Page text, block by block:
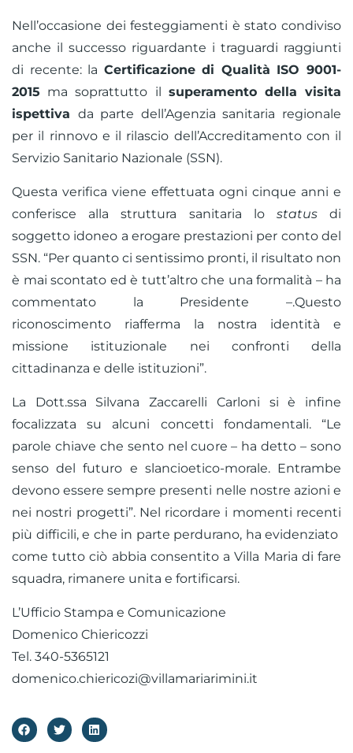
Nell’occasione dei festeggiamenti è stato condiviso
anche il successo riguardante i traguardi raggiunti
di recente: la Certificazione di Qualità ISO 9001-
2015 ma soprattutto il superamento della visita
ispettiva da parte dell’Agenzia sanitaria regionale
per il rinnovo e il rilascio dell’Accreditamento con il
Servizio Sanitario Nazionale (SSN).
Questa verifica viene effettuata ogni cinque anni e
conferisce alla struttura sanitaria lo statusdi
soggetto idoneo a erogare prestazioni per conto del
SSN. “Per quanto ci sentissimo pronti, il risultato non
è mai scontato ed è tutt’altro che una formalità – ha
commentato la Presidente –.Questo
riconoscimento riafferma la nostra identità e
missione istituzionale nei confronti della
cittadinanza e delle istituzioni”.
La Dott.ssa Silvana Zaccarelli Carloni si è infine
focalizzata su alcuni concetti fondamentali. “Le
parole chiave che sento nel cuore – ha detto – sono
senso del futuro e slancioetico-morale. Entrambe
devono essere sempre presenti nelle nostre azioni e
nei nostri progetti”. Nel ricordare i momenti recenti
più difficili, e che in parte perdurano, ha evidenziato
come tutto ciò abbia consentito a Villa Maria di fare
squadra, rimanere unita e fortificarsi.
L’Ufficio Stampa e Comunicazione
Domenico Chiericozzi
Tel. 340-5365121
domenico.chiericozi@villamariarimini.it